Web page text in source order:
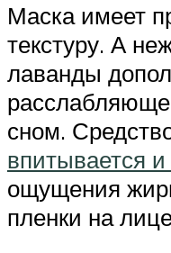
Маска имеет
текстуру. А
лаванды
сном.
впитывается
ощущения
пленки на